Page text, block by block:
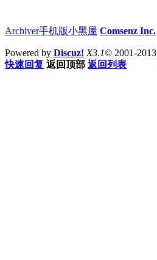
Archiver手机版小黑屋 Comsenz Inc.
Powered by Discuz! X3.1© 2001-2013
快速回复 返回顶部 返回列表